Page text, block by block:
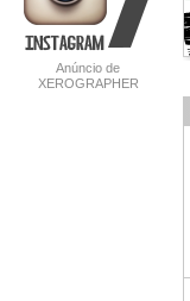
Anúncio de
XEROGRAPHER